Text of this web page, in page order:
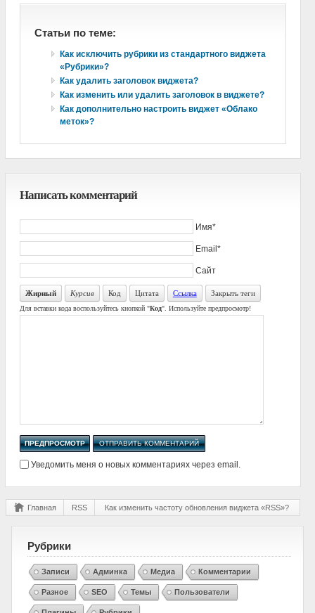
Статьи по теме:
Как исключить рубрики из стандартного виджета
«Рубрики»?
Как удалить заголовок виджета?
Как изменить или удалить заголовок в виджете?
Как дополнительно настроить виджет «Облако
меток»?
Написать комментарий
Имя*
Email*
Сайт
Жирный Курсив Код Цитата Ссылка Закрыть теги
Для вставки кода воспользуйтесь кнопкой "Код". Используйте предпросмотр!
Уведомить меня о новых комментариях через email.
Главная RSS Как изменить частоту обновления виджета «RSS»?
Рубрики
Записи Админка Медиа Комментарии
Разное SEO Темы Пользователи